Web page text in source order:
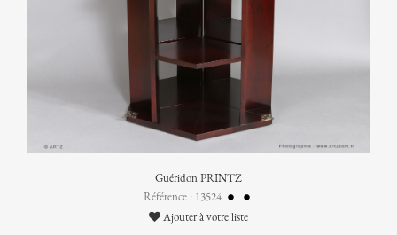
Guéridon PRINTZ
Référence : 13524
Ajouter à votre liste